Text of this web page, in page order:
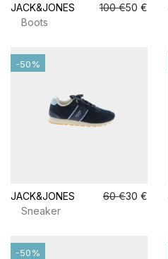
JACK&JONES 100 €50 €
Boots
JACK&JONES 60 €30 €
Sneaker
-50%
-50%